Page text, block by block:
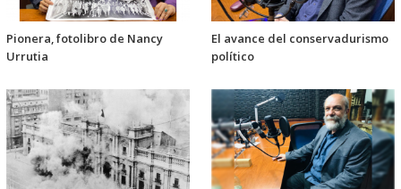
Pionera, fotolibro de Nancy
Urrutia
El avance del conservadurismo
político